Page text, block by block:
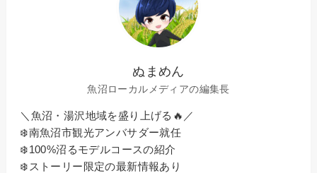
ぬまめん
魚沼ローカルメディアの編集長
＼魚沼・湯沢地域を盛り上げる🔥／
❄️南魚沼市観光アンバサダー就任
❄️100%沼るモデルコースの紹介
❄️ストーリー限定の最新情報あり